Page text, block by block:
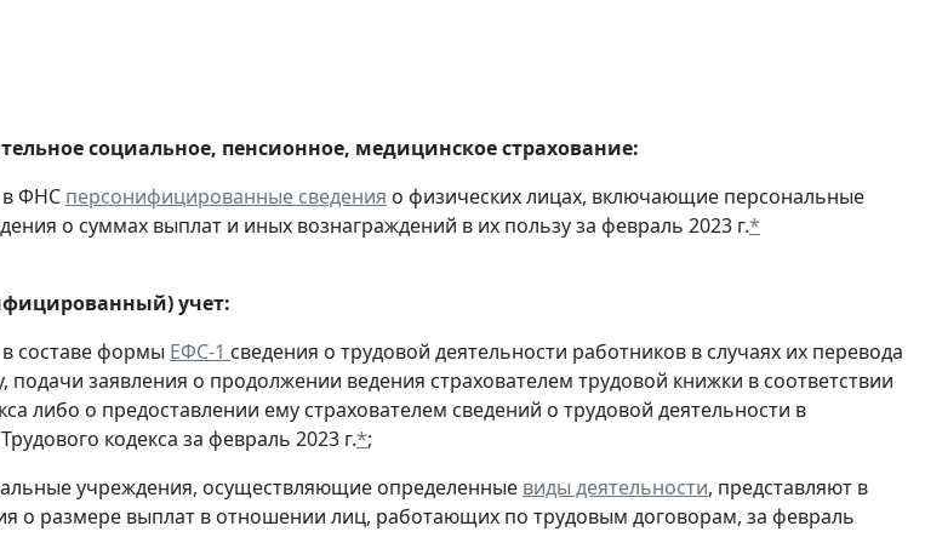
социальное, пенсионное, медицинское страхование:
в ФНС персонифицированные сведения о физических лицах, включающие персональные
о суммах выплат и иных вознаграждений в их пользу за февраль 2023 г.*
учет:
составе формы ЕФС-1 сведения о трудовой деятельности работников в случаях их перевода
подачи заявления о продолжении ведения страхователем трудовой книжки в соответствии
либо о предоставлении ему страхователем сведений о трудовой деятельности в
Трудового кодекса за февраль 2023 г.*;
учреждения, осуществляющие определенные виды деятельности, представляют в
о размере выплат в отношении лиц, работающих по трудовым договорам, за февраль